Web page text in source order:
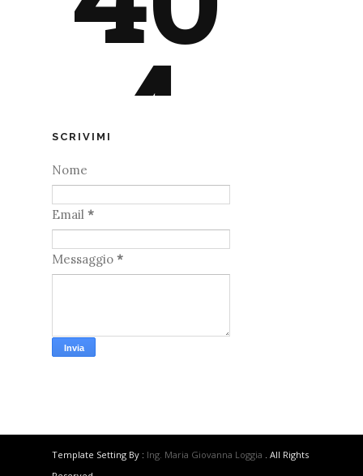
SCRIVIMI
Nome
Email *
Messaggio *
Template Setting By : Ing. Maria Giovanna Loggia
. All Rights